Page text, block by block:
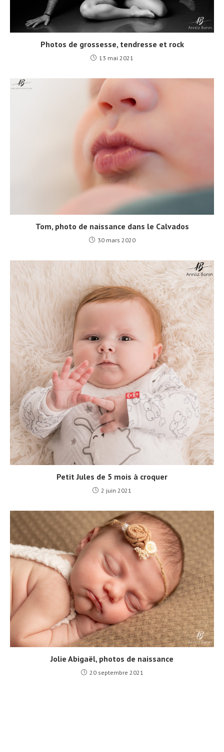
Photos de grossesse, tendresse et rock
13 mai 2021
Tom, photo de naissance dans le Calvados
30 mars 2020
Petit Jules de 5 mois à croquer
2 juin 2021
Jolie Abigaël, photos de naissance
20 septembre 2021